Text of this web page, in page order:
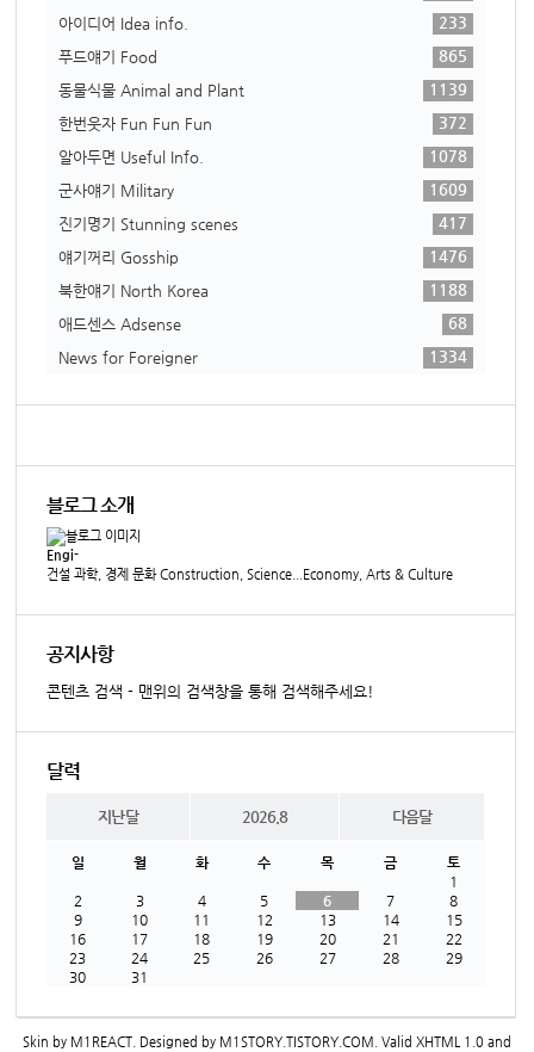
아이디어 Idea info.
233
푸드얘기 Food
865
동물식물 Animal and Plant
1139
한번웃자 Fun Fun Fun
372
알아두면 Useful Info.
1078
군사얘기 Military
1609
진기명기 Stunning scenes
417
얘기꺼리 Gosship
1476
북한얘기 North Korea
1188
애드센스 Adsense
68
News for Foreigner
1334
블로그 소개
Engi-
건설 과학, 경제 문화 Construction, Science...Economy, Arts & Culture
공지사항
콘텐츠 검색 - 맨위의 검색창을 통해 검색해주세요!
달력
지난달 2026.8 다음달
일 월 화 수 목 금
토
1
2
3 4 5 6 7
8
9
10 11 12 13 14
15
16
17 18 19 20 21
22
23
24 25 26 27 28
29
30
31
Skin by M1REACT . Designed by M1STORY.TISTORY.COM . Valid XHTML 1.0 and